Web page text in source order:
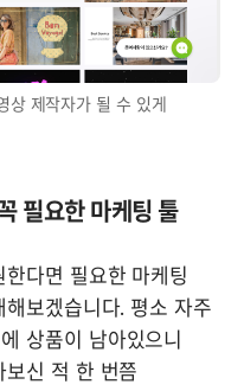
상 제작자가 될 수 있게
필요한 마케팅 툴
다면 필요한 마케팅
보겠습니다. 평소 자주
상품이 남아있으니
신 적 한 번쯤